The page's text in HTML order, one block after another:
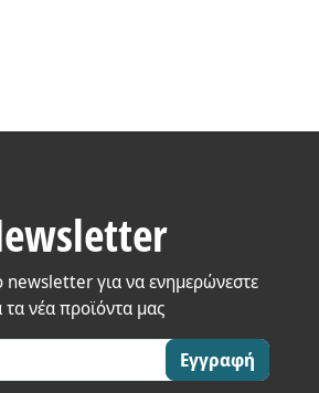
newsletter για να ενημερώνεστε
τα νέα προϊόντα μας
Εγγραφή